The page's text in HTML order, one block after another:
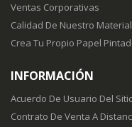
Ventas Corporativas
Calidad De Nuestro Material
Crea Tu Propio Papel
INFORMACIÓN
Acuerdo De Usuario Del
Contrato De Venta A